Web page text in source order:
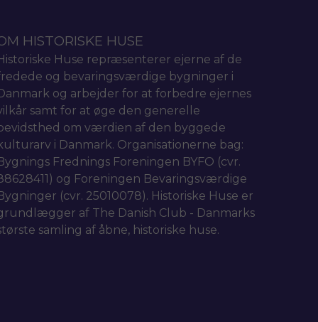
HISTORISKE HUSE
Huse repræsenterer ejerne af de
og bevaringsværdige bygninger i
og arbejder for at forbedre ejernes
samt for at øge den generelle
om værdien af den byggede
i Danmark. Organisationerne bag:
Frednings Foreningen BYFO (cvr.
og Foreningen Bevaringsværdige
(cvr. 25010078). Historiske Huse er
af The Danish Club - Danmarks
samling af åbne, historiske huse.